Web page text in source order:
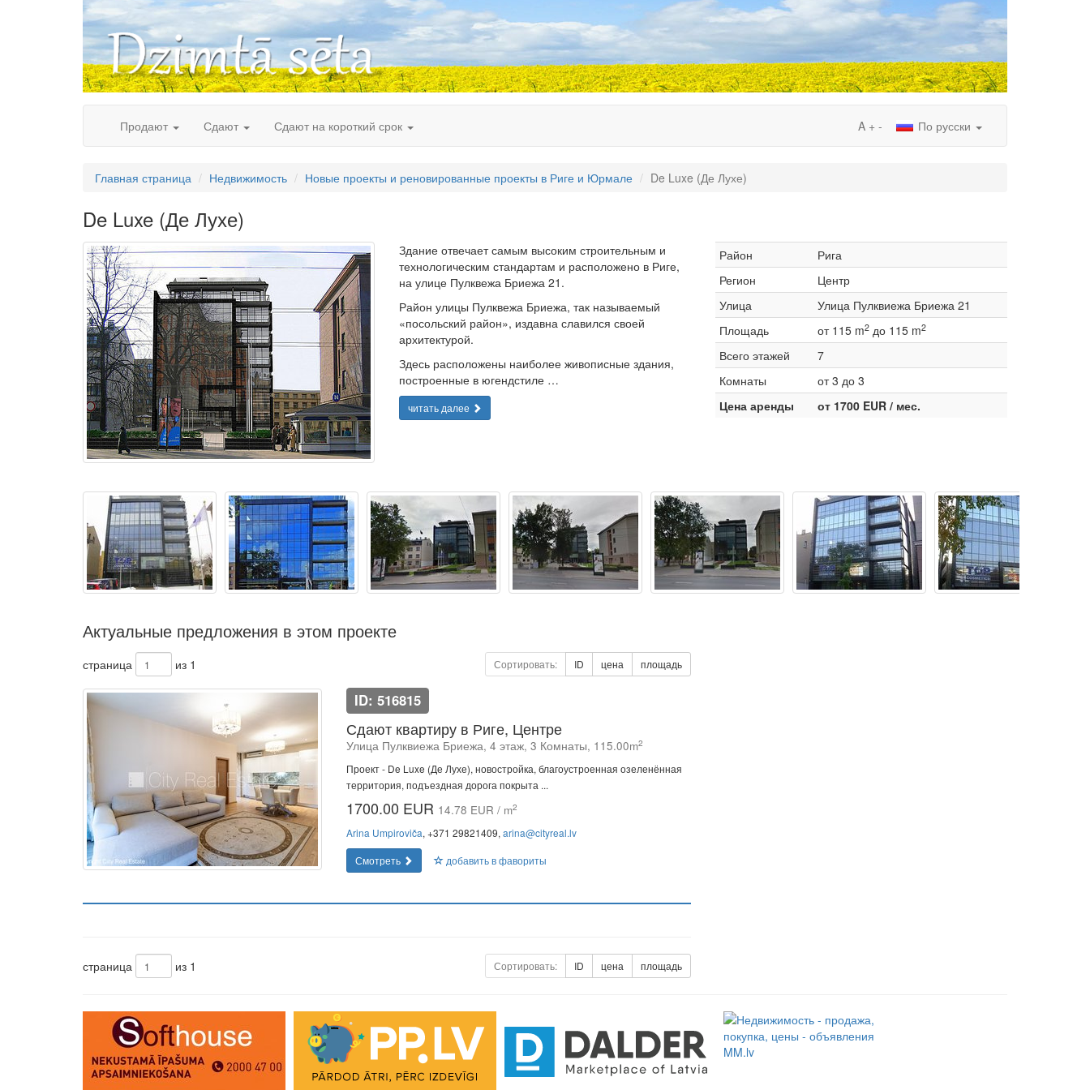
Продают Сдают Сдают на короткий срок По русски
A + -
Главная страница Недвижимость Новые проекты и реновированные проекты в Риге и Юрмале De Luxe (Де Лухе)
De Luxe (Де Лухе)
Здание отвечает самым высоким строительным и
технологическим стандартам и расположено в Риге,
на улице Пулквежа Бриежа 21.
Район улицы Пулквежа Бриежа, так называемый
«посольский район», издавна славился своей
архитектурой.
Здесь расположены наиболее живописные здания,
построенные в югендстиле …
читать далее
Район
Рига
Регион
Центр
Улица
Улица Пулквиежа Бриежа 21
Площадь
от 115 m2 до 115 m2
Всего этажей
7
Комнаты
от 3 до 3
Цена аренды
от 1700 EUR / мес.
Актуальные предложения в этом проекте
страница из 1 Сортировать: ID цена площадь
ID: 516815
Сдают квартиру в Риге, Центре
Улица Пулквиежа Бриежа, 4 этаж, 3 Комнаты, 115.00m2
Проект - De Luxe (Де Лухе), новостройка, благоустроенная озеленённая
территория, подъездная дорога покрыта ...
1700.00 EUR 14.78 EUR / m2
Arina Umpiroviča, +371 29821409, arina@cityreal.lv
Смотреть
добавить в фавориты
страница из 1 Сортировать: ID цена площадь